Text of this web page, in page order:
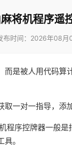
将机程序遥
布时间：2026年08月
而是被人用代码算
一对一指导，添
程序控牌器一般
。